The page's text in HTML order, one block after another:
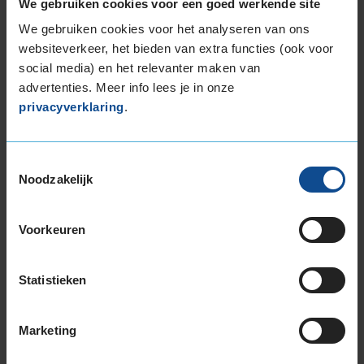
We gebruiken cookies voor een goed werkende site
We gebruiken cookies voor het analyseren van ons
websiteverkeer, het bieden van extra functies (ook voor
social media) en het relevanter maken van
advertenties. Meer info lees je in onze
privacyverklaring.
Noodzakelijk
Voorkeuren
Statistieken
Marketing
Kilometer per jaar25.000 tot 50.000 km
8,0 Algemeen
8,0
Geluid
Comfort
8,0
Datum beoordeling
De banden zelf uitgekozen , winter /zomerbanden
, erg stabiel en goeie grip dat is wat ik beleef in de